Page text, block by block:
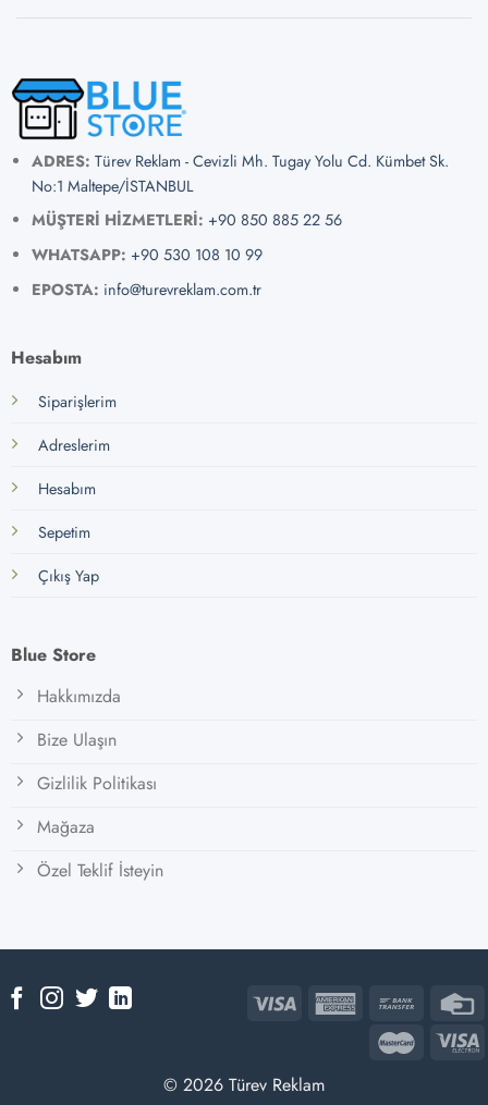
ADRES: Türev Reklam - Cevizli Mh. Tugay Yolu Cd. Kümbet Sk.
No:1 Maltepe/İSTANBUL
MÜŞTERİ HİZMETLERİ: +90 850 885 22 56
WHATSAPP: +90 530 108 10 99
EPOSTA: info@turevreklam.com.tr
Hesabım
Siparişlerim
Adreslerim
Hesabım
Sepetim
Çıkış Yap
Blue Store
Hakkımızda
Bize Ulaşın
Gizlilik Politikası
Mağaza
Özel Teklif İsteyin
© 2026 Türev Reklam